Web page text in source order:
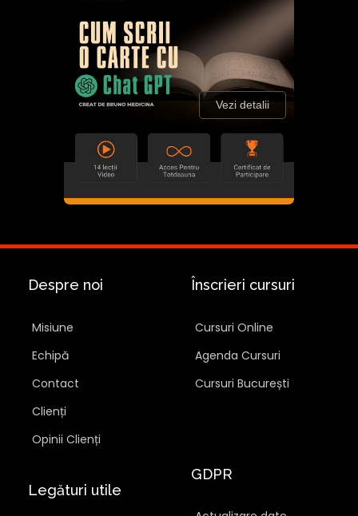
Vezi detalii
Despre noi
Misiune
Echipă
Contact
Clienți
Opinii Clienți
Înscrieri cursuri
Cursuri Online
Agenda Cursuri
Cursuri București
Legături utile
GDPR